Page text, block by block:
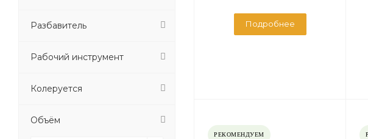
Подробнее
РЕКОМЕНДУЕМ
Разбавитель
Рабочий инструмент
Колеруется
Объём